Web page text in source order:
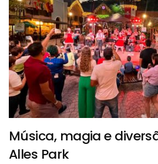
Música, magia e
Alles Park